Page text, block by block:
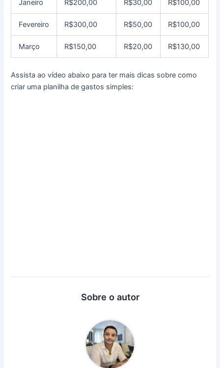
Janeiro R$200,00 R$30,00 R$100,00
Fevereiro R$300,00 R$50,00 R$100,00
Março R$150,00 R$20,00 R$130,00
Assista ao vídeo abaixo para ter mais dicas sobre como
criar uma planilha de gastos simples:
Sobre o autor